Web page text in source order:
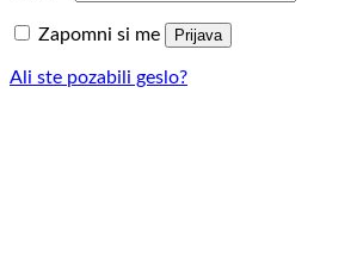
Zapomni si me Prijava
Ali ste pozabili geslo?